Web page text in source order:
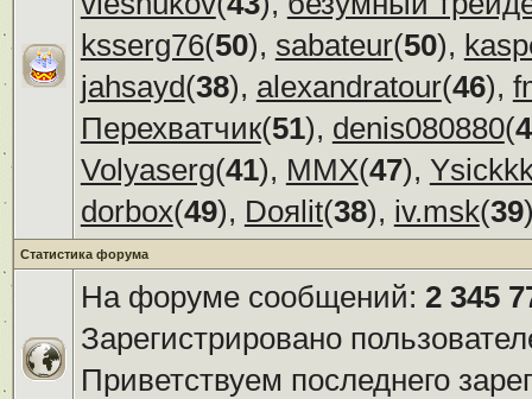
ksserg76(50), sabateur(50),
jahsayd(38), alexandratour(46),
Перехватчик(51), denis080880(
Volyaserg(41), ММХ(47),
dorbox(49), Doяlit(38), iv.msk(39
Статистика форума
На форуме сообщений: 2 345
Зарегистрировано
Приветствуем последнего